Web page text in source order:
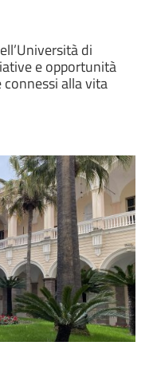
di
e opportunità
connessi alla vita